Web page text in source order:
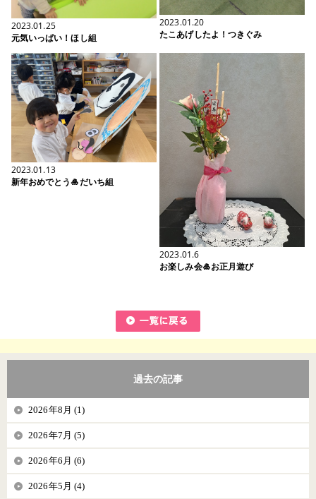
2023.01.25
元気いっぱい！ほし組
2023.01.20
たこあげしたよ！つきぐみ
2023.01.13
新年おめでとう🎍だいち組
2023.01.6
お楽しみ会🎍お正月遊び
過去の記事
2026年8月 (1)
2026年7月 (5)
2026年6月 (6)
2026年5月 (4)